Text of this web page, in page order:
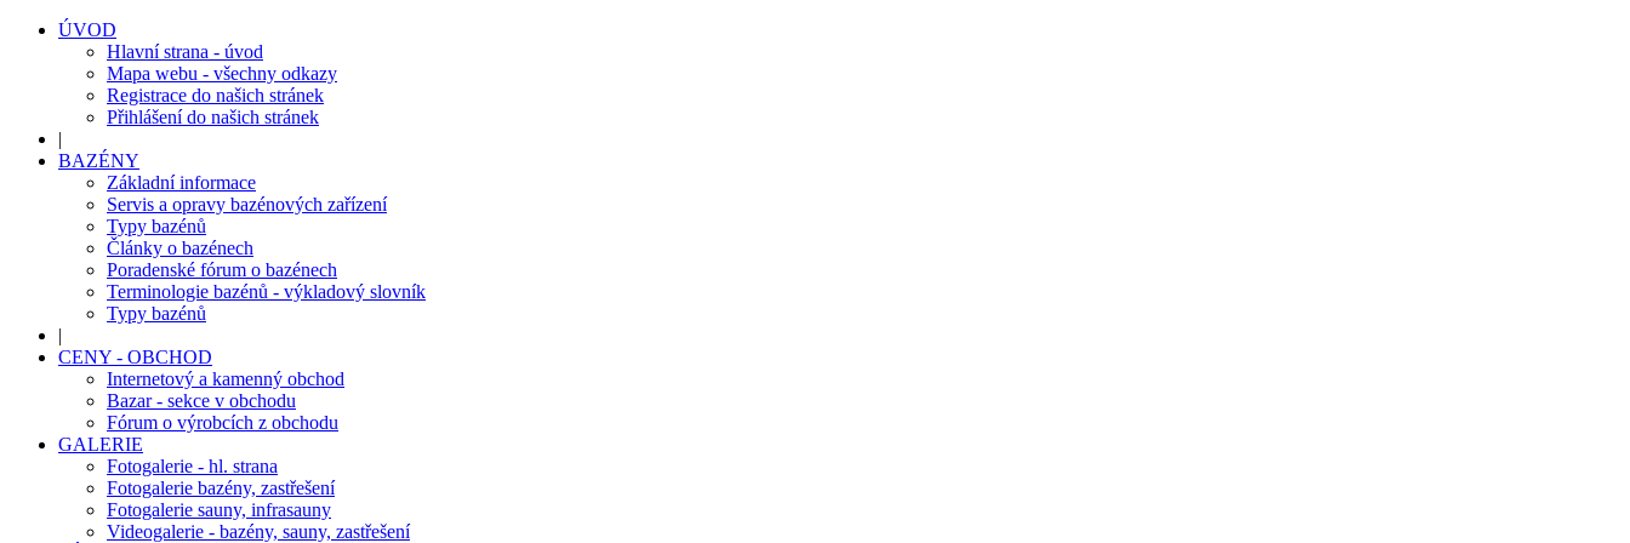
ÚVOD
Hlavní strana - úvod
Mapa webu - všechny odkazy
Registrace do našich stránek
Přihlášení do našich stránek
|
BAZÉNY
Základní informace
Servis a opravy bazénových zařízení
Typy bazénů
Články o bazénech
Poradenské fórum o bazénech
Terminologie bazénů - výkladový slovník
Typy bazénů
|
CENY - OBCHOD
Internetový a kamenný obchod
Bazar - sekce v obchodu
Fórum o výrobcích z obchodu
GALERIE
Fotogalerie - hl. strana
Fotogalerie bazény, zastřešení
Fotogalerie sauny, infrasauny
Videogalerie - bazény, sauny, zastřešení